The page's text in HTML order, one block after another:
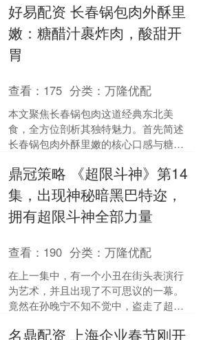
讯云混元系列模型....
好易配资 长春锅包肉外酥里
嫩：糖醋汁裹炸肉，酸甜开
胃
查看： 175 分类：万隆优配
本文聚焦长春锅包肉这道经典东北美
食，全方位剖析其独特魅力。首先简述
长春锅包肉外酥里嫩的核心口感与糖醋
的风味特点，以及在当地饮食....
鼎冠策略 《超限斗神》第14
集，出现神秘暗黑巴特迩，
拥有超限斗神全部力量
查看： 190 分类：万隆优配
在上一集中，有一个小丑在街头表演行
为艺术，并且出现了不可思议的一幕。
竟然在孙晚宁不知不觉中，盗走了超限
又出现了不可思议的一幕....
名鼎配资 上海企业春节刚开